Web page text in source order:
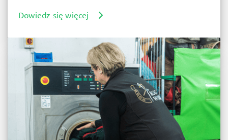
Dowiedz się więcej